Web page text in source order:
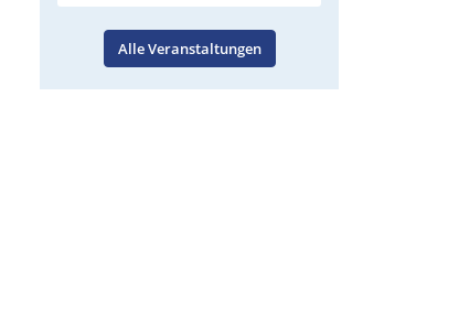
Alle Veranstaltungen